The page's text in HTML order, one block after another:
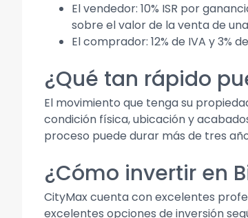
El vendedor: 10% ISR por
sobre el valor de la venta de
El comprador: 12% de IVA y 3%
¿Qué tan rápido
El movimiento que tenga su
condición física, ubicación y
proceso puede durar más de tres
¿Cómo invertir en
CityMax cuenta con excelentes
excelentes opciones de inversión